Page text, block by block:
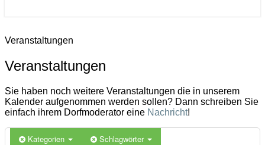
Veranstaltungen
Veranstaltungen
Sie haben noch weitere Veranstaltungen die in unserem
Kalender aufgenommen werden sollen? Dann schreiben Sie
einfach ihrem Dorfmoderator eine Nachricht!
Kategorien Schlagwörter